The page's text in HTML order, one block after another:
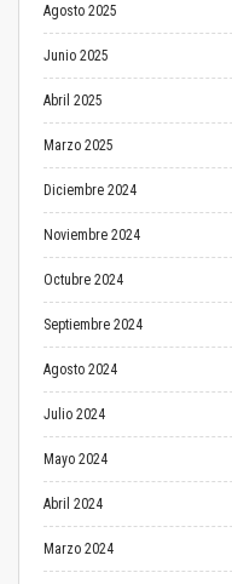
Agosto 2025
Junio 2025
Abril 2025
Marzo 2025
Diciembre 2024
Noviembre 2024
Octubre 2024
Septiembre 2024
Agosto 2024
Julio 2024
Mayo 2024
Abril 2024
Marzo 2024